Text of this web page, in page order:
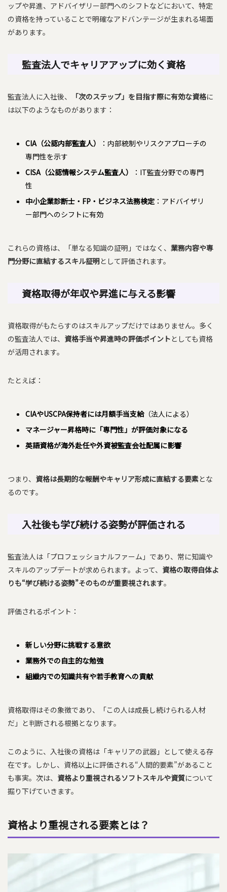
ップや昇進、アドバイザリー部門へのシフトなどにおいて、特定
の資格を持っていることで明確なアドバンテージが生まれる場面
があります。
監査法人でキャリアアップに効く資格
監査法人に入社後、 「次のステップ」を目指す際に有効な資格に
は以下のようなものがあります：
CIA（公認内部監査人）
：内部統制やリスクアプローチの
専門性を示す
CISA（公認情報システム監査人）
：IT監査分野での専門
性
中小企業診断士・FP・ビジネス法務検定 ：アドバイザリ
ー部門へのシフトに有効
これらの資格は、「単なる知識の証明」ではなく、 業務内容や専
門分野に直結するスキル証明として評価されます。
資格取得が年収や昇進に与える影響
資格取得がもたらすのはスキルアップだけではありません。多く
の監査法人では、 資格手当や昇進時の評価ポイントとしても資格
が活用されます。
たとえば：
CIAやUSCPA保持者には月額手当支給（法人による）
マネージャー昇格時に「専門性」が評価対象になる
英語資格が海外赴任や外資被監査会社配属に影響
つまり、 資格は長期的な報酬やキャリア形成に直結する要素とな
るのです。
入社後も学び続ける姿勢が評価される
監査法人は「プロフェッショナルファーム」であり、常に知識や
スキルのアップデートが求められます。よって、 資格の取得自体よ
りも“学び続ける姿勢”そのものが重要視されます。
評価されるポイント：
新しい分野に挑戦する意欲
業務外での自主的な勉強
組織内での知識共有や若手教育への貢献
資格取得はその象徴であり、「この人は成長し続けられる人材
だ」と判断される根拠となります。
このように、入社後の資格は「キャリアの武器」として使える存
在です。しかし、資格以上に評価される“人間的要素”があること
も事実。次は、 資格より重視されるソフトスキルや資質について
掘り下げていきます。
資格より重視される要素とは？